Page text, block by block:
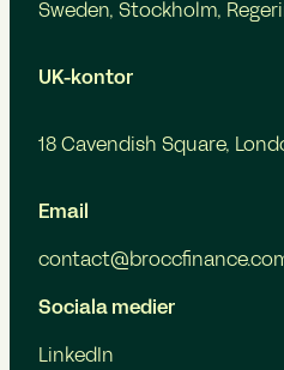
Sweden, Stockholm,
UK-kontor
18 Cavendish Square,
Email
Sociala medier
LinkedIn